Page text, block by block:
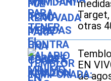
otras
online
York:
están
por
EN
de